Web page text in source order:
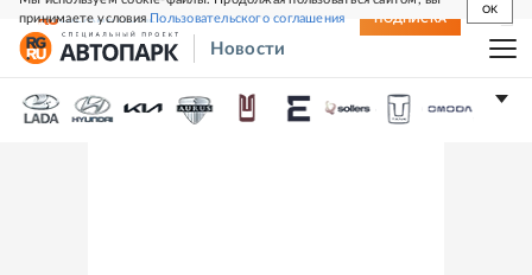
принимаете условияПользовательского соглашения
OK
СВЕЖИЙ НОМЕР ПОДПИСКА
Новости